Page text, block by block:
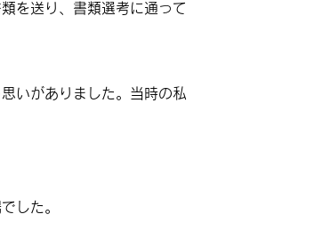
を送り、書類選考に通って
いがありました。当時の私
した。